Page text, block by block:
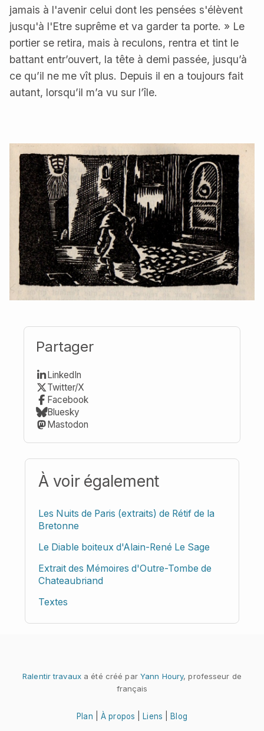
jamais à l'avenir celui dont les pensées s'élèvent
jusqu'à l'Etre suprême et va garder ta porte. » Le
portier se retira, mais à reculons, rentra et tint le
battant entr’ouvert, la tête à demi passée, jusqu’à
ce qu’il ne me vît plus. Depuis il en a toujours fait
autant, lorsqu’il m’a vu sur l’île.
Partager
LinkedIn
Twitter/X
Facebook
Bluesky
Mastodon
À voir également
Les Nuits de Paris (extraits) de Rétif de la
Bretonne
Le Diable boiteux d'Alain-René Le Sage
Extrait des Mémoires d'Outre-Tombe de
Chateaubriand
Textes
Ralentir travauxa été créé par Yann Houry, professeur de
français
Plan |À propos Liens Blog